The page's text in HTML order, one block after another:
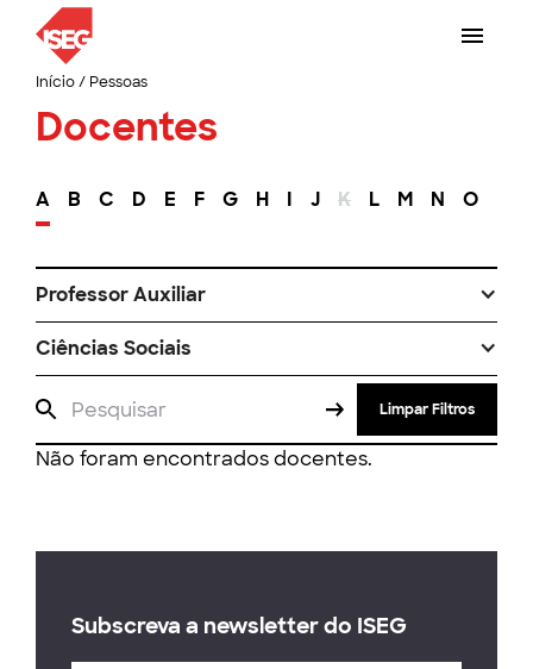
Início/ Pessoas
Docentes
A B C D E F G H I J K L M N O
Professor Auxiliar
Ciências Sociais
Limpar Filtros
Não foram encontrados docentes.
Subscreva a newsletter do ISEG